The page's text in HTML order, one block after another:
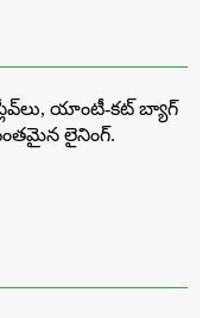
స్లీవ్‌లు, యాంటీ-కట్ బ్యాగ్
లైనింగ్.